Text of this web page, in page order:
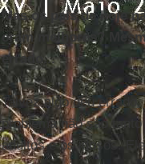
Mas os pais de hoje
eram melhores?
errado...
Talvez algo deu
problema não são
adultos e os idosos.